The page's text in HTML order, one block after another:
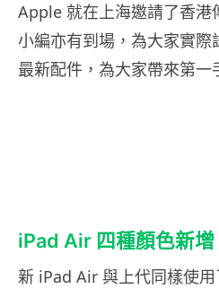
Apple 就在上海邀請了香
小編亦有到場，為大家實
最新配件，為大家帶來第一
iPad Air 四種顏色新增
新 iPad Air 與上代同樣使用